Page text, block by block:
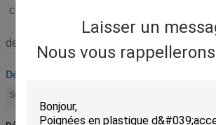
Laisser un
Nous vous
Capacité d'approvisionnement:
description de
Décoration de pierre tombale
Surligner: